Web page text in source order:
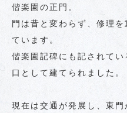
偕楽園の正門。
門は昔と変わらず、修理
ています。
偕楽園記碑にも記されて
口として建てられました。
現在は交通が発展し、東